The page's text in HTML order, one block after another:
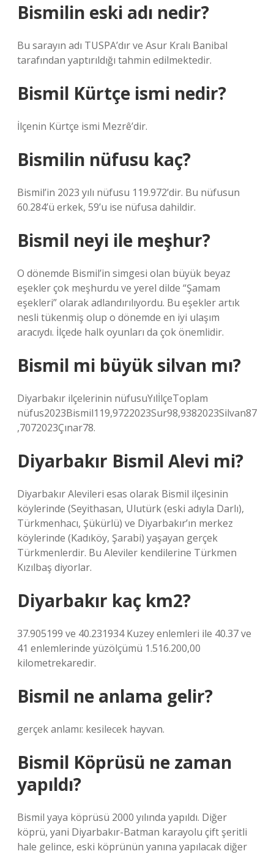
Bismilin eski adı nedir?
Bu sarayın adı TUSPA’dır ve Asur Kralı Banibal
tarafından yaptırıldığı tahmin edilmektedir.
Bismil Kürtçe ismi nedir?
İlçenin Kürtçe ismi Mezrê’dir.
Bismilin nüfusu kaç?
Bismil’in 2023 yılı nüfusu 119.972’dir. Bu nüfusun
60.284’ü erkek, 59’u ise nüfusa dahildir.
Bismil neyi ile meşhur?
O dönemde Bismil’in simgesi olan büyük beyaz
eşekler çok meşhurdu ve yerel dilde “Şamam
eşekleri” olarak adlandırılıyordu. Bu eşekler artık
nesli tükenmiş olup o dönemde en iyi ulaşım
aracıydı. İlçede halk oyunları da çok önemlidir.
Bismil mi büyük silvan mı?
Diyarbakır ilçelerinin nüfusuYılİlçeToplam
nüfus2023Bismil119,9722023Sur98,9382023Silvan87
,7072023Çınar78.
Diyarbakır Bismil Alevi mi?
Diyarbakır Alevileri esas olarak Bismil ilçesinin
köylerinde (Seyithasan, Ulutürk (eski adıyla Darlı),
Türkmenhacı, Şükürlü) ve Diyarbakır’ın merkez
köylerinde (Kadıköy, Şarabi) yaşayan gerçek
Türkmenlerdir. Bu Aleviler kendilerine Türkmen
Kızılbaş diyorlar.
Diyarbakır kaç km2?
37.905199 ve 40.231934 Kuzey enlemleri ile 40.37 ve
41 enlemlerinde yüzölçümü 1.516.200,00
kilometrekaredir.
Bismil ne anlama gelir?
gerçek anlamı: kesilecek hayvan.
Bismil Köprüsü ne zaman
yapıldı?
Bismil yaya köprüsü 2000 yılında yapıldı. Diğer
köprü, yani Diyarbakır-Batman karayolu çift şeritli
hale gelince, eski köprünün yanına yapılacak diğer